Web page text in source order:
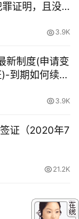
罪证明，且没
3.9K
新制度(申请变
到期如何续
3.9K
证（2020年7
21.2K